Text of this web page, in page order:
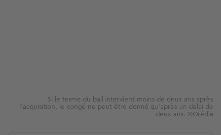
Si le terme du bail intervient moins de deux ans après
l’acquisition, le congé ne peut être donné qu’après un délai de
deux ans. ©Orédia